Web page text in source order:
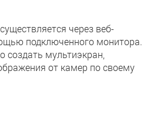
через веб-
подключенного монитора.
создать мультиэкран,
от камер по своему